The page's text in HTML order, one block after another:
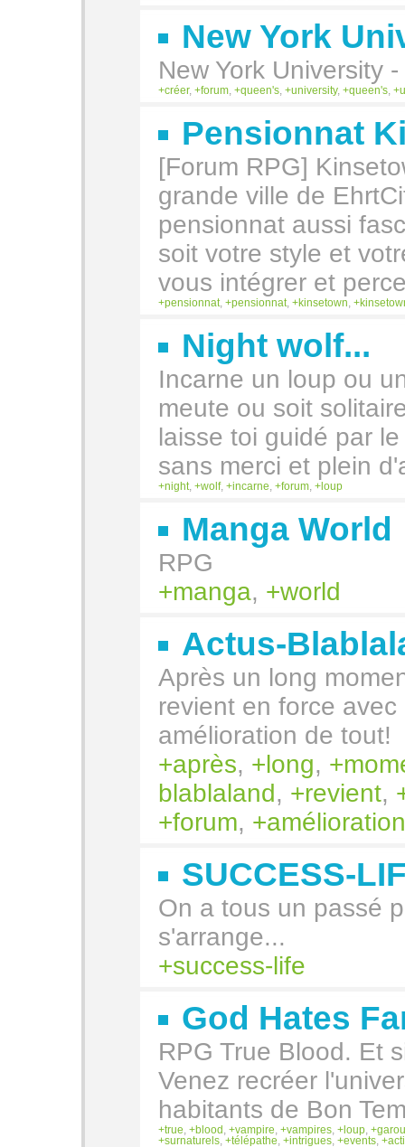
New York
New York University
créer, forum queen's university, queen's
Pensionnat
[Forum RPG]
grande ville de
pensionnat aussi
soit votre style et
vous intégrer et
pensionnat pensionnat kinsetown
Night wolf...
Incarne un loup ou
meute ou soit
laisse toi guidé par
sans merci et plein
night wolf, incarne forum loup
Manga World
RPG
manga, world
Actus-
Après un long
revient en force
amélioration de tout!
après, long,
blablaland, revient,
forum, amélioration
SUCCESS-
On a tous un passé
s'arrange...
success-life
God Hates
RPG True Blood. Et
Venez recréer
habitants de Bon
true blood vampire vampires loup
garou
surnaturels
télépathe intrigues events